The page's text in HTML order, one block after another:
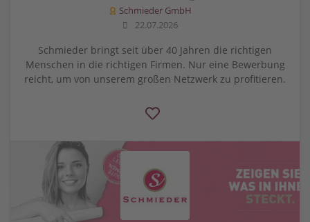
Schmieder GmbH
22.07.2026
Schmieder bringt seit über 40 Jahren die richtigen
Menschen in die richtigen Firmen. Nur eine Bewerbung
reicht, um von unserem großen Netzwerk zu profitieren.